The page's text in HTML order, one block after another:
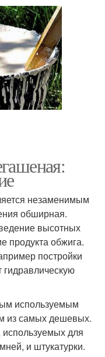
незаменимым
обширная.
высотных
продукта обжига.
постройки
используемым
из самых дешевых.
для
и штукатурки.